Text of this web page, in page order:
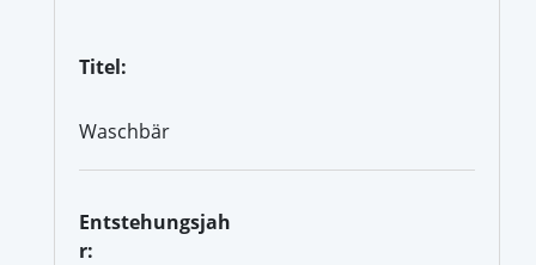
Titel:
Waschbär
Entstehungsjah
r: